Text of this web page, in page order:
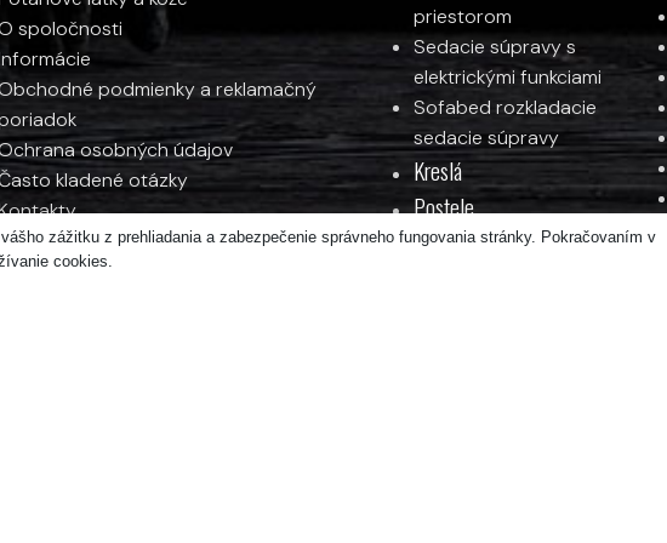
spoločnosti
podmienky a reklamačný
osobných údajov
kladené otázky
priestorom
Sedacie súpravy s
elektrickými funkciami
Sofabed rozkladacie
sedacie súpravy
Kreslá
Postele
Čalúnené a kontinentálne
zážitku z prehliadania a zabezpečenie správneho fungovania stránky. Pokračovaním v
cookies.